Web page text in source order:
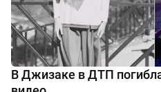
В Джизаке в ДТП